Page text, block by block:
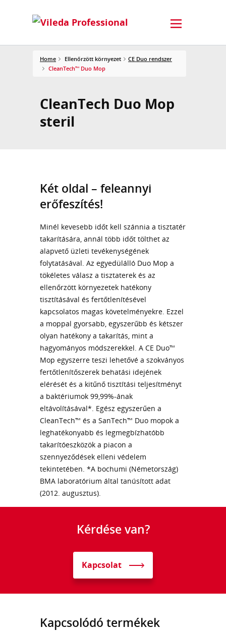
Home Ellenőrzött környezet
CE Duo rendszer
CleanTech™ Duo Mop
CleanTech Duo Mop
steril
Két oldal – feleannyi
erőfeszítés!
Minél kevesebb időt kell szánnia a tisztatér
takarítására, annál több időt tölthet az
alapvető üzleti tevékenységének
folytatásával. Az egyedülálló Duo Mop a
tökéletes válasz a tisztaterek és az
ellenőrzött környezetek hatékony
tisztításával és fertőtlenítésével
kapcsolatos magas követelményekre. Ezzel
a moppal gyorsabb, egyszerűbb és kétszer
olyan hatékony a takarítás, mint a
hagyományos módszerekkel. A CE Duo™
Mop egyszerre teszi lehetővé a szokványos
fertőtlenítőszerek behatási idejének
elérését és a kitűnő tisztítási teljesítményt
a baktériumok 99,99%-ának
eltávolításával*. Egész egyszerűen a
CleanTech™ és a SanTech™ Duo mopok a
leghatékonyabb és legmegbízhatóbb
takarítóeszközök a piacon a
szennyeződések elleni védelem
tekintetében. *A bochumi (Németország)
BMA laboratórium által tanúsított adat
(2012. augusztus).
Kérdése van?
Kapcsolat
Kapcsolódó termékek